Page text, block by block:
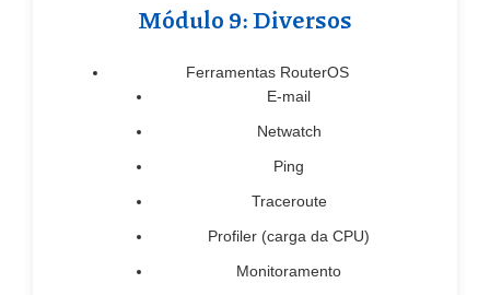
Módulo 9: Diversos
Ferramentas RouterOS
E-mail
Netwatch
Ping
Traceroute
Profiler (carga da CPU)
Monitoramento